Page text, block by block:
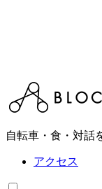
自転車・食・対話
アクセス